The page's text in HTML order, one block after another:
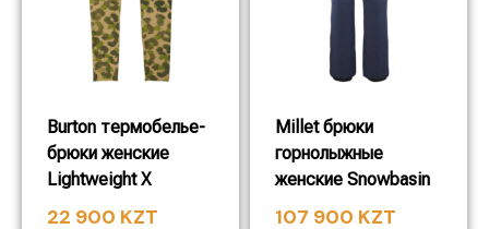
Burton термобелье-
брюки женские
Lightweight X
22 900 KZT
Millet брюки
горнолыжные
женские Snowbasin
107 900 KZT